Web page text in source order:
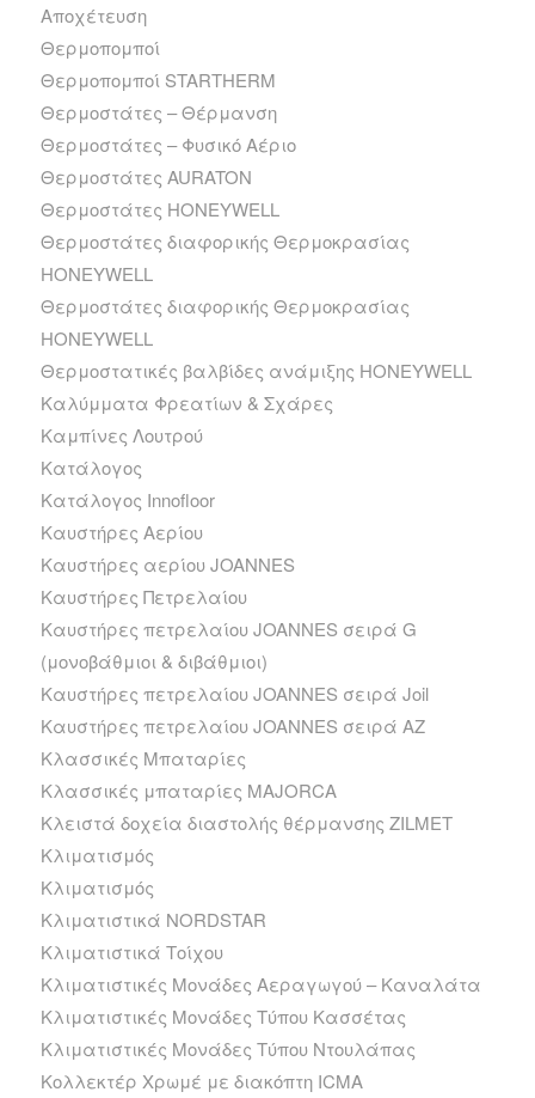
Αποχέτευση
Θερμοπομποί
Θερμοπομποί STARTHERM
Θερμοστάτες – Θέρμανση
Θερμοστάτες – Φυσικό Αέριο
Θερμοστάτες AURATON
Θερμοστάτες HONEYWELL
Θερμοστάτες διαφορικής Θερμοκρασίας
HONEYWELL
Θερμοστάτες διαφορικής Θερμοκρασίας
HONEYWELL
Θερμοστατικές βαλβίδες ανάμιξης HONEYWELL
Καλύμματα Φρεατίων & Σχάρες
Καμπίνες Λουτρού
Κατάλογος
Κατάλογος Innofloor
Καυστήρες Αερίου
Καυστήρες αερίου JOANNES
Καυστήρες Πετρελαίου
Καυστήρες πετρελαίου JOANNES σειρά G
(μονοβάθμιοι & διβάθμιοι)
Καυστήρες πετρελαίου JOANNES σειρά Joil
Καυστήρες πετρελαίου JOANNES σειρά ΑΖ
Κλασσικές Μπαταρίες
Κλασσικές μπαταρίες MAJORCA
Κλειστά δοχεία διαστολής θέρμανσης ZILMET
Κλιματισμός
Κλιματισμός
Κλιματιστικά NORDSTAR
Κλιματιστικά Τοίχου
Κλιματιστικές Μονάδες Αεραγωγού – Καναλάτα
Κλιματιστικές Μονάδες Τύπου Κασσέτας
Κλιματιστικές Μονάδες Τύπου Ντουλάπας
Κολλεκτέρ Χρωμέ με διακόπτη ICMA